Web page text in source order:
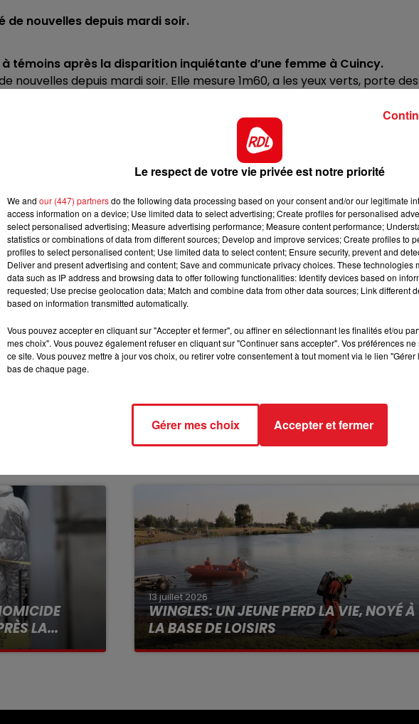
RDL WEEKEND
de nouvelles depuis mardi soir.
témoins après la disparition inquiétante d’une femme à Cuincy.
nouvelles depuis mardi soir. Elle mesure 1m60, a les yeux verts, porte des
au carré. Les autorités indiquent qu’elle se déplace avec un vélo
Toute personne ayant des informations peut contacter le
LA...
logement
13 juillet 2026
WINGLES: UN JEUNE PERD LA VIE, NOYÉ À
LA BASE DE LOISIRS
La victime a coulé à pic
Le respect de votre vie privée est notre priorité
We and our (447) partnersdo the following data processing based on your consent and/or our legitimate
access information on a device; Use limited data to select advertising; Create profiles for personalised
select personalised advertising; Measure advertising performance; Measure content performance;
statistics or combinations of data from different sources; Develop and improve services; Create profiles to
profiles to select personalised content; Use limited data to select content; Ensure security, prevent and
Deliver and present advertising and content; Save and communicate privacy choices. These technologies
data such as IP address and browsing data to offer following functionalities: Identify devices based on
requested; Use precise geolocation data; Match and combine data from other data sources; Link different
based on information transmitted automatically.
Vous pouvez accepter en cliquant sur "Accepter et fermer", ou affiner en sélectionnant les finalités et/ou
mes choix". Vous pouvez également refuser en cliquant sur "Continuer sans accepter". Vos préférences
ce site. Vous pouvez mettre à jour vos choix, ou retirer votre consentement à tout moment via le lien
bas de chaque page.
Gérer mes choix Accepter et fermer